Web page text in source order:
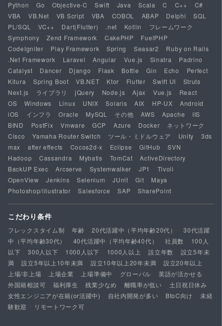
Python
Go Objective-C Swift Java Scala C C++
C#
VBA
VB.Net VB Script VBA COBOL ABAP Delphi
SQL
PL/SQL
VC++ Dart(Flutter) .net Kotlin
フレームワーク
Symphony
Zend Framework CakePHP
FuelPHP
CodeIgniter
Play Framework Spring Seasar2
Ruby on Rails
.Net Framework
Laravel Angular Vue.js Sinatra
Padrino
Catalyst
Dancer Django Flask Bottle Gin Echo
Perfect
Kitura
Spring Boot VB.NET Ktor Flutter Swift UI
Struts
Next.js
ライブラリ jQuery Node.js Ajax Vue.js
React
OS
Windows Linux UNIX Solaris AIX HP-UX
Android
iOS
インフラ Oracle MySQL その他 AWS Apache
IIS
BIND
PostFix Vmware GCP Azure Docker
ネットワーク
Cisco
Yamaha Router Switch ツール・ミドルウェア Unity
3ds
max
after effects Cocos2d-x Eclipse GitHub
SVN
Hadoop
Cassandra Mybatis TomCat
ActiveDirectory
BackUP Exec
Arcserve Systemwalker JP1
Tivoli
OpenView
Jenkins Selenium JUnit Git
Maya
Photoshop/illustrator
Salesforce SAP SharePoint
こだわり条件
フレックスタイム制 年齢 20代活躍中（平均年齢20代）
30代活躍
中（平均年齢30代）
40代活躍中（平均年齢40代） 社員数
100人
以下
300人以下 1000人以下 1000人以上 設立年数
設立5年未
満
設立5年以上10年未満 設立10年以上20年未満
設立20年以上
上場/非上場
上場企業 上場準備中 グローバル
英語が活かせる
外国籍相談可
福利厚生 残業少なめ 離職率が低い
土日祝日休み
女性エンジニアが在籍(or活躍中)
自社内開発が多い BtoC向け
未経
験歓迎
リモートワーク可